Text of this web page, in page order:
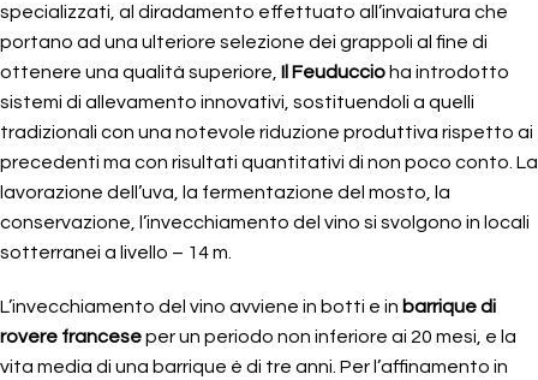
specializzati, al diradamento effettuato all’invaiatura che
portano ad una ulteriore selezione dei grappoli al fine di
ottenere una qualità superiore, Il Feuduccioha introdotto
sistemi di allevamento innovativi, sostituendoli a quelli
tradizionali con una notevole riduzione produttiva rispetto ai
precedenti ma con risultati quantitativi di non poco conto. La
lavorazione dell’uva, la fermentazione del mosto, la
conservazione, l’invecchiamento del vino si svolgono in locali
sotterranei a livello – 14 m.
L’invecchiamento del vino avviene in botti e in barrique di
rovere franceseper un periodo non inferiore ai 20 mesi, e la
vita media di una barrique è di tre anni. Per l’affinamento in